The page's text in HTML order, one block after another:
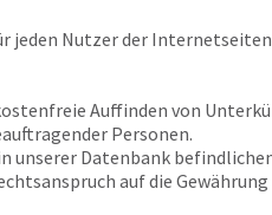
jeden Nutzer der
Auffinden von
Personen.
unserer Datenbank
auf die